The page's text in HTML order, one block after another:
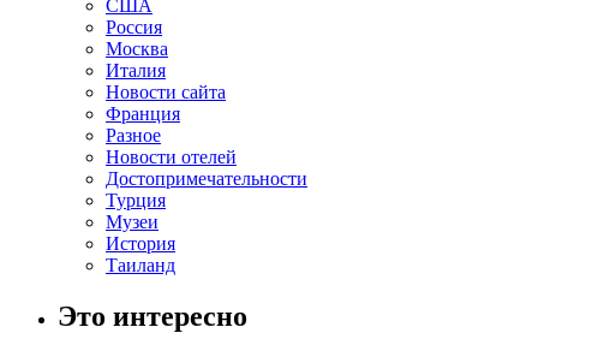
США
Россия
Москва
Италия
Новости сайта
Франция
Разное
Новости отелей
Достопримечательности
Турция
Музеи
История
Таиланд
Это интересно